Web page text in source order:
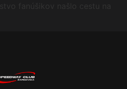
fanúšikov našlo cestu na